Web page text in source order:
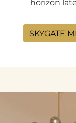
horizon
SKYGATE